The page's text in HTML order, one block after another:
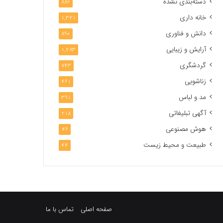
886
خانه داری 1,321
دانش و فناوری 890
آرایش و زیبایی 1,283
گردشگری 743
زناشویی 461
مد و لباس 391
آگهی تبلیغاتی 218
هوش مصنوعی 46
طبیعت و محیط زیست 44
صفحه اصلی تماس با ما